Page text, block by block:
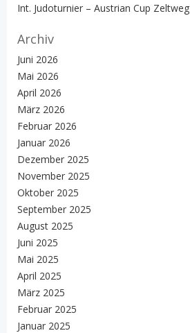
Int. Judoturnier – Austrian Cup Zeltweg
Archiv
Juni 2026
Mai 2026
April 2026
März 2026
Februar 2026
Januar 2026
Dezember 2025
November 2025
Oktober 2025
September 2025
August 2025
Juni 2025
Mai 2025
April 2025
März 2025
Februar 2025
Januar 2025